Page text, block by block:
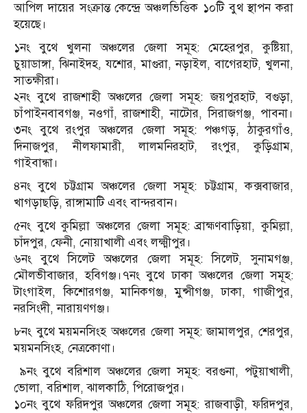
আপিল দায়ের সংক্রান্ত কেন্দ্রে অঞ্চলভিত্তিক ১০টি বুথ স্থাপন করা
হয়েছে।
১নং বুথে খুলনা অঞ্চলের জেলা সমূহ: মেহেরপুর, কুষ্টিয়া,
চুয়াডাঙ্গা, ঝিনাইদহ, যশোর, মাগুরা, নড়াইল, বাগেরহাট, খুলনা,
সাতক্ষীরা।
২নং বুথে রাজশাহী অঞ্চলের জেলা সমূহ: জয়পুরহাট, বগুড়া,
চাঁপাইনবাবগঞ্জ, নওগাঁ, রাজশাহী, নাটোর, সিরাজগঞ্জ, পাবনা।
৩নং বুথে রংপুর অঞ্চলের জেলা সমূহ: পঞ্চগড়, ঠাকুরগাঁও,
দিনাজপুর, নীলফামারী, লালমনিরহাট, রংপুর, কুড়িগ্রাম,
গাইবান্ধা।
৪নং বুথে চট্টগ্রাম অঞ্চলের জেলা সমূহ: চট্টগ্রাম, কক্সবাজার,
খাগড়াছড়ি, রাঙ্গামাটি এবং বান্দরবান।
৫নং বুথে কুমিল্লা অঞ্চলের জেলা সমূহ: ব্রাহ্মণবাড়িয়া, কুমিল্লা,
চাঁদপুর, ফেনী, নোয়াখালী এবং লক্ষ্মীপুর।
৬নং বুথে সিলেট অঞ্চলের জেলা সমূহ: সিলেট, সুনামগঞ্জ,
মৌলভীবাজার, হবিগঞ্জ।৭নং বুথে ঢাকা অঞ্চলের জেলা সমূহ:
টাংগাইল, কিশোরগঞ্জ, মানিকগঞ্জ, মুন্সীগঞ্জ, ঢাকা, গাজীপুর,
নরসিংদী, নারায়ণগঞ্জ।
৮নং বুথে ময়মনসিংহ অঞ্চলের জেলা সমূহ: জামালপুর, শেরপুর,
ময়মনসিংহ, নেত্রকোণা।
৯নং বুথে বরিশাল অঞ্চলের জেলা সমূহ: বরগুনা, পটুয়াখালী,
ভোলা, বরিশাল, ঝালকাঠি, পিরোজপুর।
১০নং বুথে ফরিদপুর অঞ্চলের জেলা সমূহ: রাজবাড়ী, ফরিদপুর,